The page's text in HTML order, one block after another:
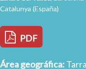
Catalunya (España)
PDF
Área geográfica: